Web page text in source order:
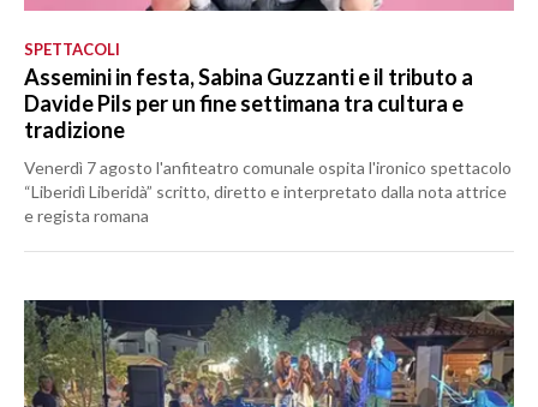
SPETTACOLI
Assemini in festa, Sabina Guzzanti e il tributo a
Davide Pils per un fine settimana tra cultura e
tradizione
Venerdì 7 agosto l'anfiteatro comunale ospita l'ironico spettacolo
“Liberidì Liberidà” scritto, diretto e interpretato dalla nota attrice
e regista romana